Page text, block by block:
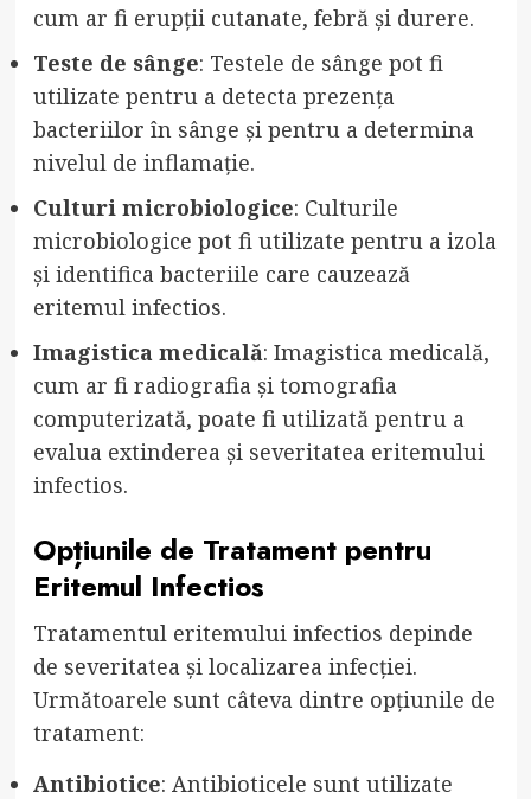
cum ar fi erupții cutanate, febră și durere.
Teste de sânge: Testele de sânge pot fi
utilizate pentru a detecta prezența
bacteriilor în sânge și pentru a determina
nivelul de inflamație.
Culturi microbiologice: Culturile
microbiologice pot fi utilizate pentru a izola
și identifica bacteriile care cauzează
eritemul infectios.
Imagistica medicală: Imagistica medicală,
cum ar fi radiografia și tomografia
computerizată, poate fi utilizată pentru a
evalua extinderea și severitatea eritemului
infectios.
Opțiunile de Tratament pentru
Eritemul Infectios
Tratamentul eritemului infectios depinde
de severitatea și localizarea infecției.
Următoarele sunt câteva dintre opțiunile de
tratament:
Antibiotice: Antibioticele sunt utilizate